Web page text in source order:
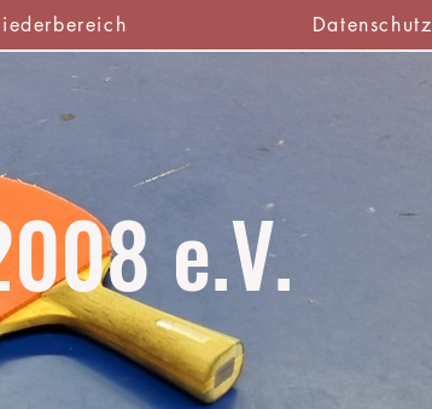
Datenschutz
e.V.